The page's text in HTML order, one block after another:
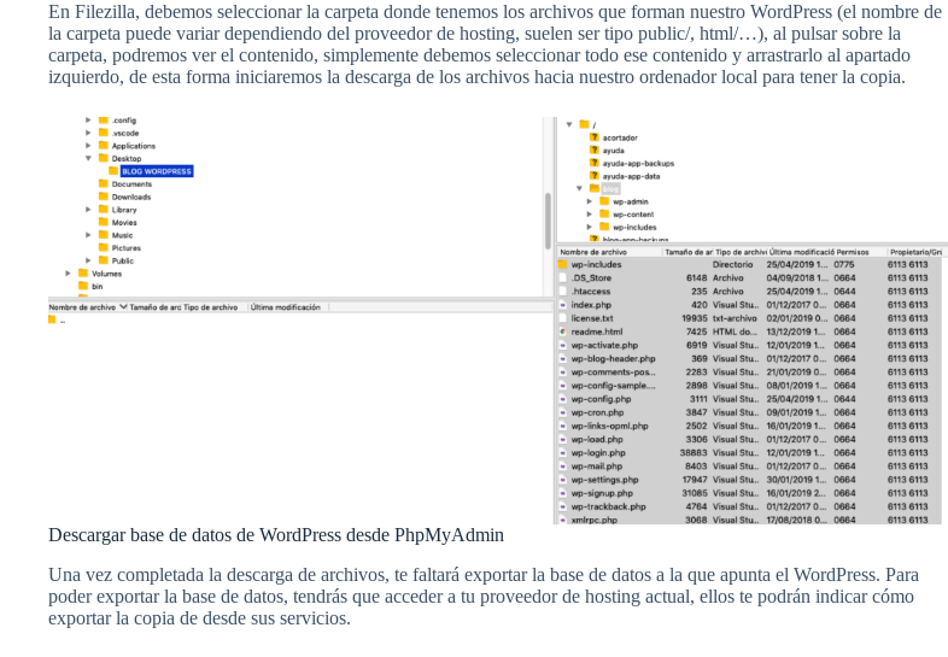
En Filezilla, debemos seleccionar la carpeta donde tenemos los archivos que forman nuestro WordPress (el nombre de
la carpeta puede variar dependiendo del proveedor de hosting, suelen ser tipo public/, html/…), al pulsar sobre la
carpeta, podremos ver el contenido, simplemente debemos seleccionar todo ese contenido y arrastrarlo al apartado
izquierdo, de esta forma iniciaremos la descarga de los archivos hacia nuestro ordenador local para tener la copia.
Descargar base de datos de WordPress desde PhpMyAdmin
Una vez completada la descarga de archivos, te faltará exportar la base de datos a la que apunta el WordPress. Para
poder exportar la base de datos, tendrás que acceder a tu proveedor de hosting actual, ellos te podrán indicar cómo
exportar la copia de desde sus servicios.